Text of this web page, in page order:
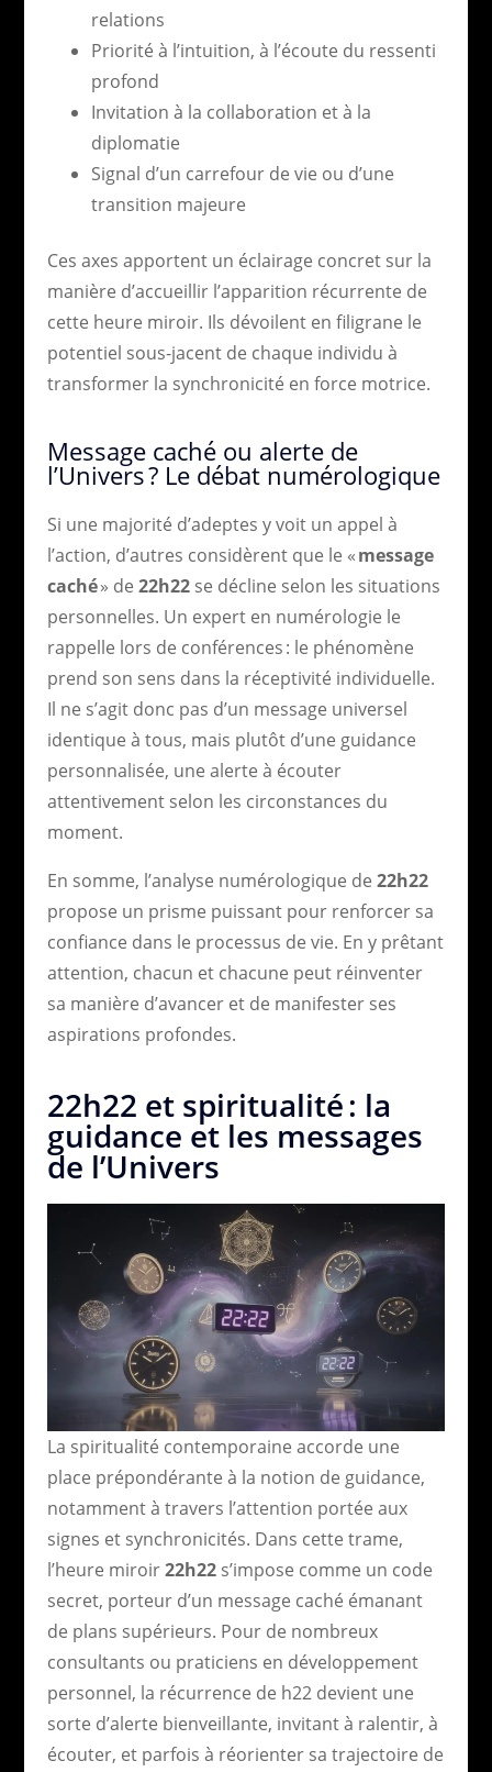
relations
Priorité à l’intuition, à l’écoute du ressenti
profond
Invitation à la collaboration et à la
diplomatie
Signal d’un carrefour de vie ou d’une
transition majeure
Ces axes apportent un éclairage concret sur la
manière d’accueillir l’apparition récurrente de
cette heure miroir. Ils dévoilent en filigrane le
potentiel sous-jacent de chaque individu à
transformer la synchronicité en force motrice.
Message caché ou alerte de
l’Univers ? Le débat numérologique
Si une majorité d’adeptes y voit un appel à
l’action, d’autres considèrent que le «message
caché» de 22h22se décline selon les situations
personnelles. Un expert en numérologie le
rappelle lors de conférences : le phénomène
prend son sens dans la réceptivité individuelle.
Il ne s’agit donc pas d’un message universel
identique à tous, mais plutôt d’une guidance
personnalisée, une alerte à écouter
attentivement selon les circonstances du
moment.
En somme, l’analyse numérologique de 22h22
propose un prisme puissant pour renforcer sa
confiance dans le processus de vie. En y prêtant
attention, chacun et chacune peut réinventer
sa manière d’avancer et de manifester ses
aspirations profondes.
22h22 et spiritualité : la
guidance et les messages
de l’Univers
La spiritualité contemporaine accorde une
place prépondérante à la notion de guidance,
notamment à travers l’attention portée aux
signes et synchronicités. Dans cette trame,
l’heure miroir22h22s’impose comme un code
secret, porteur d’un message caché émanant
de plans supérieurs. Pour de nombreux
consultants ou praticiens en développement
personnel, la récurrence de h22 devient une
sorte d’alerte bienveillante, invitant à ralentir, à
écouter, et parfois à réorienter sa trajectoire de